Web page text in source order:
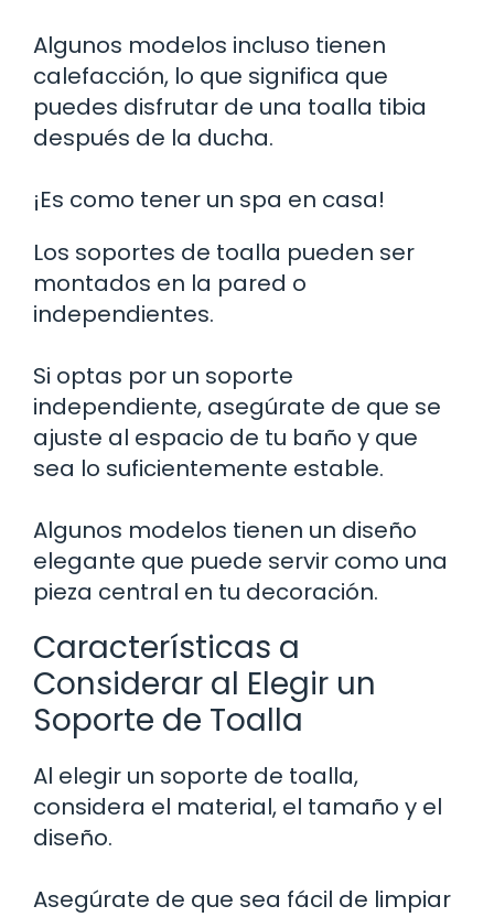
Algunos modelos incluso tienen
calefacción, lo que significa que
puedes disfrutar de una toalla tibia
después de la ducha.
¡Es como tener un spa en casa!
Los soportes de toalla pueden ser
montados en la pared o
independientes.
Si optas por un soporte
independiente, asegúrate de que se
ajuste al espacio de tu baño y que
sea lo suficientemente estable.
Algunos modelos tienen un diseño
elegante que puede servir como una
pieza central en tu decoración.
Características a
Considerar al Elegir un
Soporte de Toalla
Al elegir un soporte de toalla,
considera el material, el tamaño y el
diseño.
Asegúrate de que sea fácil de limpiar